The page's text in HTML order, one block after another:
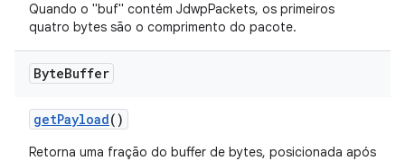
Quando o "buf" contém JdwpPackets, os primeiros
quatro bytes são o comprimento do pacote.
ByteBuffer
getPayload()
Retorna uma fração do buffer de bytes, posicionada após